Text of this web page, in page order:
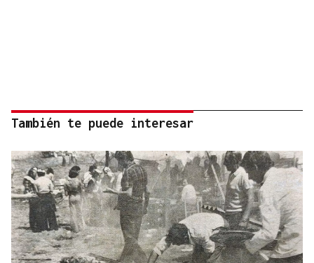
También te puede interesar